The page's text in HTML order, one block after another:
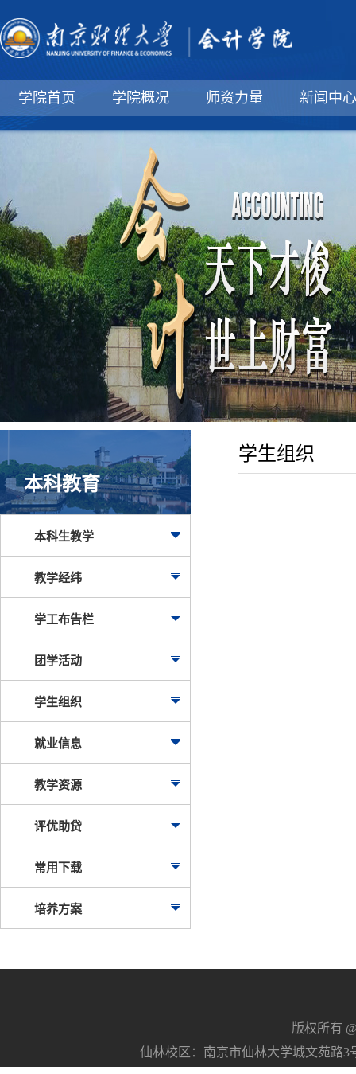
学院首页 学院概况 师资力量 新闻中心
本科教育
本科生教学
教学经纬
学工布告栏
团学活动
学生组织
就业信息
教学资源
评优助贷
常用下载
培养方案
学生组织
版权所有
仙林校区：南京市仙林大学城文苑路3